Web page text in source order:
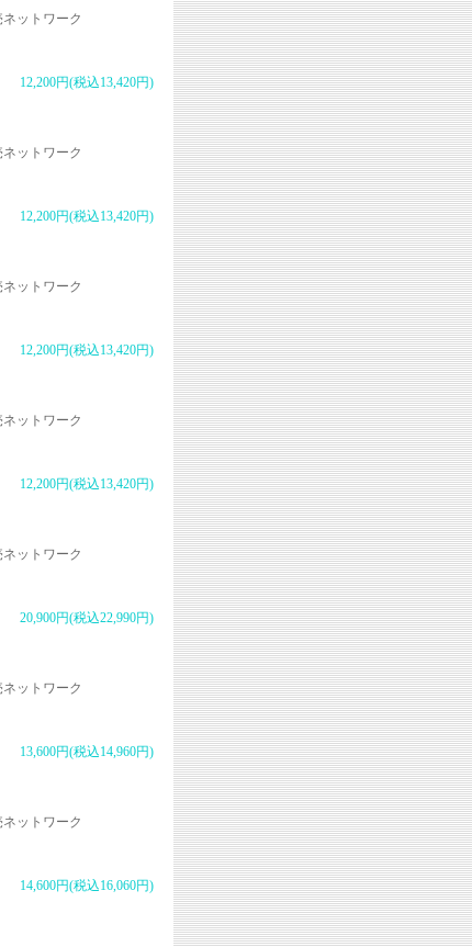
ットワーク
12,200円(税込13,420円)
ットワーク
12,200円(税込13,420円)
ットワーク
12,200円(税込13,420円)
ットワーク
12,200円(税込13,420円)
ットワーク
20,900円(税込22,990円)
ットワーク
13,600円(税込14,960円)
ットワーク
14,600円(税込16,060円)